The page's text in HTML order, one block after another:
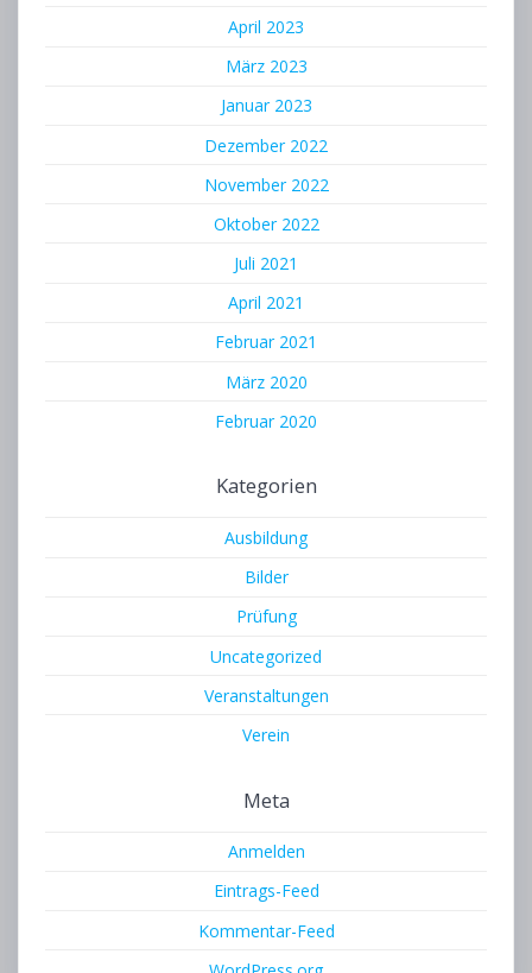
April 2023
März 2023
Januar 2023
Dezember 2022
November 2022
Oktober 2022
Juli 2021
April 2021
Februar 2021
März 2020
Februar 2020
Kategorien
Ausbildung
Bilder
Prüfung
Uncategorized
Veranstaltungen
Verein
Meta
Anmelden
Eintrags-Feed
Kommentar-Feed